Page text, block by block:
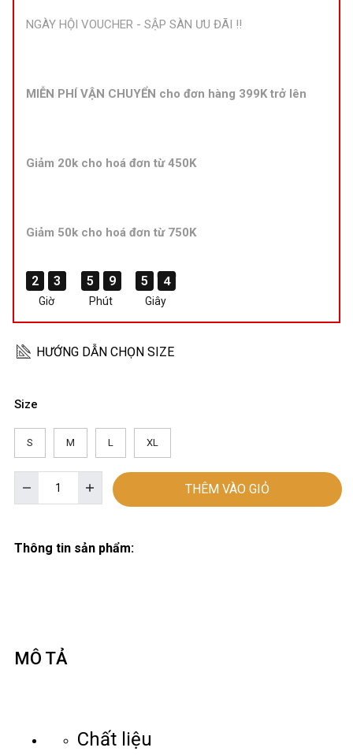
HƯỚNG DẪN CHỌN SIZE
S M L XL
THÊM VÀO GIỎ
Thông tin sản phẩm:
NGÀY HỘI VOUCHER - SẬP SÀN ƯU ĐÃI !!
MIỄN PHÍ VẬN CHUYỂN cho đơn hàng 399K trở lên
Giảm 20k cho hoá đơn từ 450K
Giảm 50k cho hoá đơn từ 750K
2
2
2
2 3
3
3
3 5
5
5
5 9
9
9
9 5
5
5
5 4
3
4
3
Giờ Phút Giây
Size
MÔ TẢ
Chất liệu